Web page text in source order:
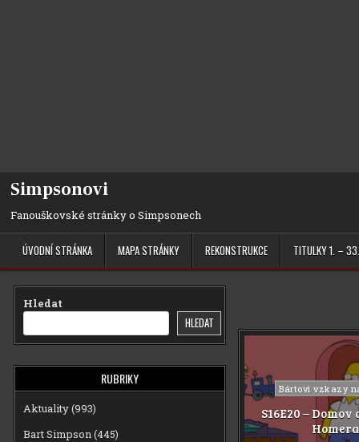
Simpsonovi
Fanouškovské stránky o Simpsonech
ÚVODNÍ STRÁNKA MAPA STRÁNKY REKONSTRUKCE TITULKY 1. –
Hledat
HLEDAT
RUBRIKY
Aktuality(993)
Bart Simpson(445)
Posted
Bártovi vzkazy
S16E20 –
Homera